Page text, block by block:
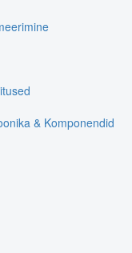
& Komponendid